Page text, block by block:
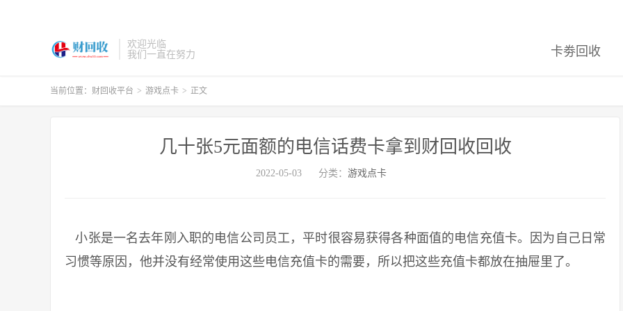
欢迎光临
我们一直在努力
卡劵回收
当前位置： 财回收平台 > 游戏点卡 > 正文
几十张5元面额的电信话费卡拿到财回收回收
2022-05-03 分类： 游戏点卡
小张是一名去年刚入职的电信公司员工，平时很容易获得各种面值的电信充值卡。因为自己日常
习惯等原因，他并没有经常使用这些电信充值卡的需要，所以把这些充值卡都放在抽屉里了。